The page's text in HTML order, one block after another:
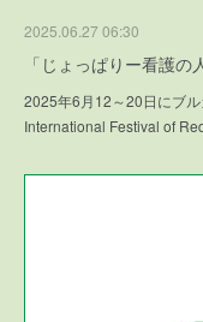
2025.06.27 06:30
「じょっぱりー看護
2025年6月12～20日にブ
International Festival of